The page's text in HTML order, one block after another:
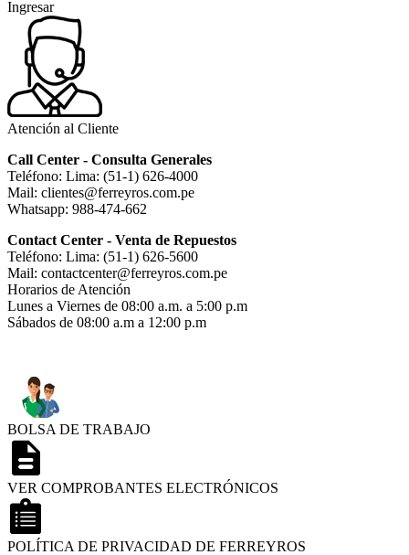
Ingresar
Atención al Cliente
Call Center - Consulta Generales
Teléfono: Lima: (51-1) 626-4000
Mail: clientes@ferreyros.com.pe
Whatsapp: 988-474-662
Contact Center - Venta de Repuestos
Teléfono: Lima: (51-1) 626-5600
Mail: contactcenter@ferreyros.com.pe
Horarios de Atención
Lunes a Viernes de 08:00 a.m. a 5:00 p.m
Sábados de 08:00 a.m a 12:00 p.m
BOLSA DE TRABAJO
VER COMPROBANTES ELECTRÓNICOS
POLÍTICA DE PRIVACIDAD DE FERREYROS